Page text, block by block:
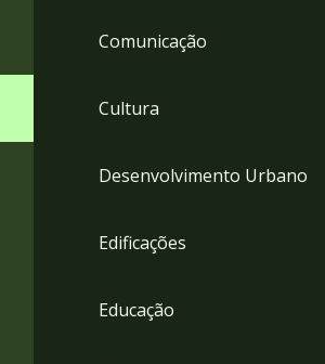
Comunicação
Cultura
Desenvolvimento Urbano
Edificações
Educação